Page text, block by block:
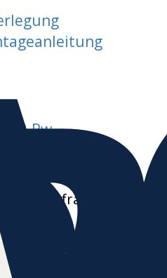
Rw
und
auf Anfrage